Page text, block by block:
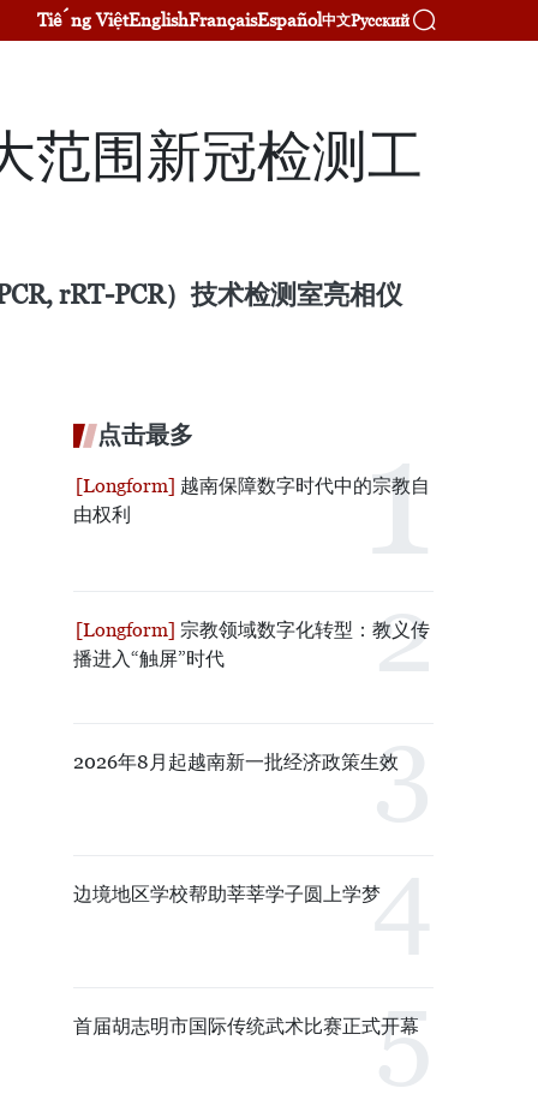
Tiếng ViệtEnglishFrançaisEspañol中文Русский
范围新冠检测工
rRT-PCR）技术检测室亮相仪
点击最多
越南保障数字时代中的宗教自
由权利
宗教领域数字化转型：教义传
播进入“触屏”时代
2026年8月起越南新一批经济政策生效
边境地区学校帮助莘莘学子圆上学梦
首届胡志明市国际传统武术比赛正式开幕